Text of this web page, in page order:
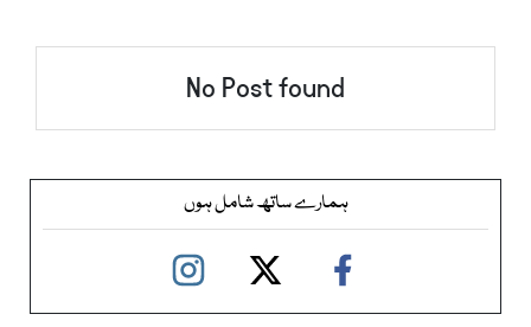
No Post found
ہمارے ساتھ شامل ہوں